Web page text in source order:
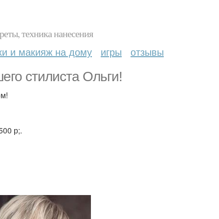
техника нанесения
и макияж на дому игры отзывы
стилиста Ольги!
р;.